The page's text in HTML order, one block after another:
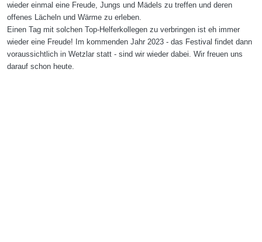
wieder einmal eine Freude, Jungs und Mädels zu treffen und deren
offenes Lächeln und Wärme zu erleben.
Einen Tag mit solchen Top-Helferkollegen zu verbringen ist eh immer
wieder eine Freude! Im kommenden Jahr 2023 - das Festival findet dann
voraussichtlich in Wetzlar statt - sind wir wieder dabei. Wir freuen uns
darauf schon heute.